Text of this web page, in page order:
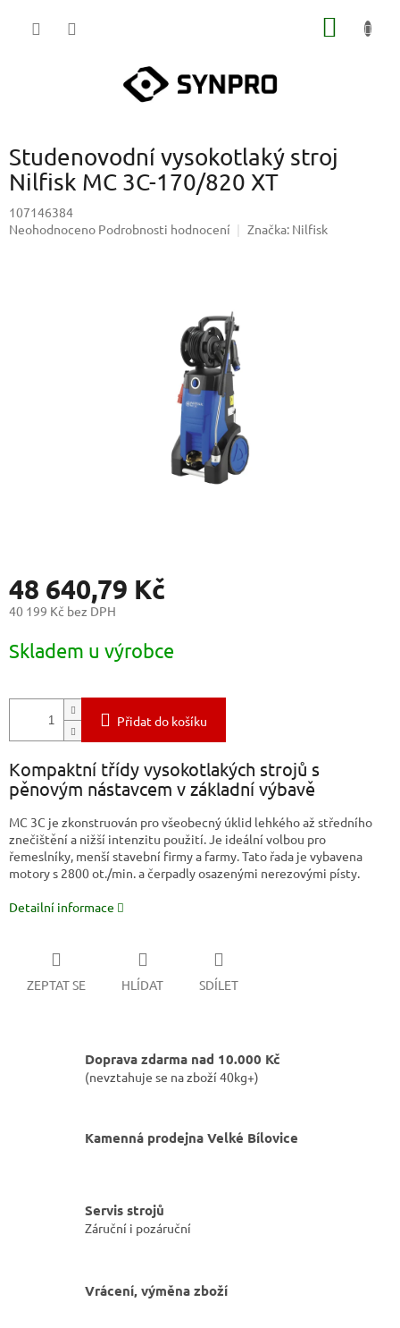
Studenovodní vysokotlaký stroj
Nilfisk MC 3C-170/820 XT
107146384
Průměrné
Neohodnoceno Podrobnosti hodnocení Značka: Nilfisk
48 640,79 Kč
40 199 Kč bez DPH
cena:
Skladem u výrobce
Přidat do košíku
Kompaktní třídy vysokotlakých strojů s
pěnovým nástavcem v základní výbavě
MC 3C je zkonstruován pro všeobecný úklid lehkého až středního
znečištění a nižší intenzitu použití. Je ideální volbou pro
řemeslníky, menší stavební firmy a farmy. Tato řada je vybavena
motory s 2800 ot./min. a čerpadly osazenými nerezovými písty.
Detailní informace
ZEPTAT SE HLÍDAT SDÍLET
Doprava zdarma nad 10.000 Kč
(nevztahuje se na zboží 40kg+)
Kamenná prodejna Velké Bílovice
Servis strojů
Záruční i pozáruční
Vrácení, výměna zboží